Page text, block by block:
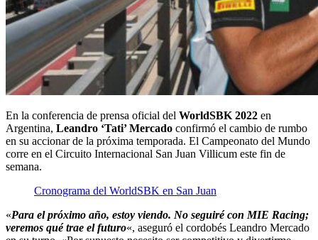
En la conferencia de prensa oficial del WorldSBK 2022 en
Argentina, Leandro ‘Tati’ Mercado confirmó el cambio de rumbo
en su accionar de la próxima temporada. El Campeonato del Mundo
corre en el Circuito Internacional San Juan Villicum este fin de
semana.
Cronograma del WorldSBK en San Juan
«Para el próximo año, estoy viendo. No seguiré con MIE Racing;
veremos qué trae el futuro«, aseguró el cordobés Leandro Mercado